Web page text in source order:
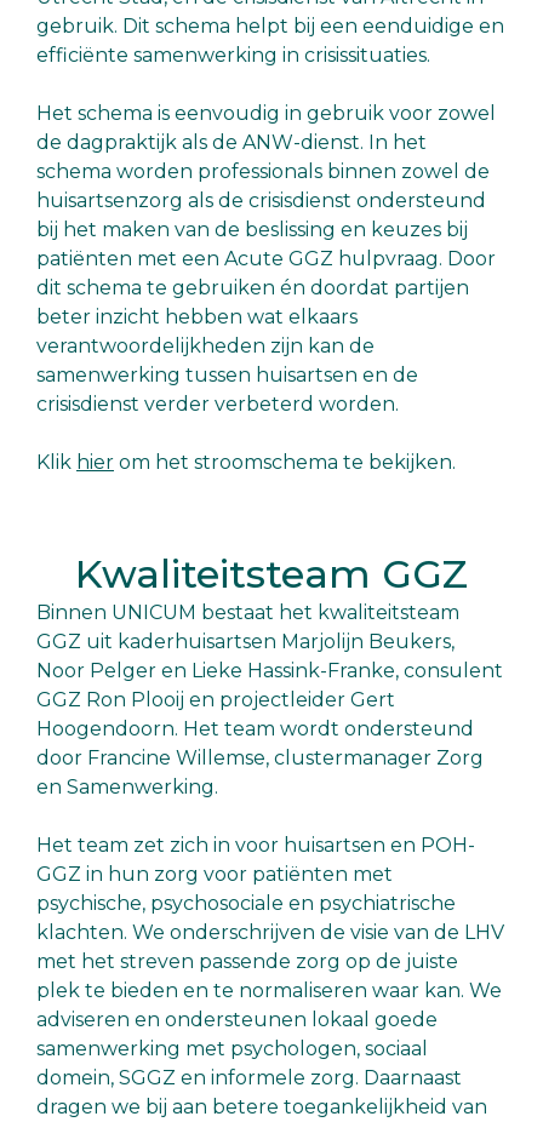
gebruik. Dit schema helpt bij een eenduidige en
efficiënte samenwerking in crisissituaties.
Het schema is eenvoudig in gebruik voor zowel
de dagpraktijk als de ANW-dienst. In het
schema worden professionals binnen zowel de
huisartsenzorg als de crisisdienst ondersteund
bij het maken van de beslissing en keuzes bij
patiënten met een Acute GGZ hulpvraag. Door
dit schema te gebruiken én doordat partijen
beter inzicht hebben wat elkaars
verantwoordelijkheden zijn kan de
samenwerking tussen huisartsen en de
crisisdienst verder verbeterd worden.
Klik hier om het stroomschema te bekijken.
Kwaliteitsteam GGZ
Binnen UNICUM bestaat het kwaliteitsteam
GGZ uit kaderhuisartsen Marjolijn Beukers,
Noor Pelger en Lieke Hassink-Franke, consulent
GGZ Ron Plooij en projectleider Gert
Hoogendoorn. Het team wordt ondersteund
door Francine Willemse, clustermanager Zorg
en Samenwerking.
Het team zet zich in voor huisartsen en POH-
GGZ in hun zorg voor patiënten met
psychische, psychosociale en psychiatrische
klachten. We onderschrijven de visie van de LHV
met het streven passende zorg op de juiste
plek te bieden en te normaliseren waar kan. We
adviseren en ondersteunen lokaal goede
samenwerking met psychologen, sociaal
domein, SGGZ en informele zorg. Daarnaast
dragen we bij aan betere toegankelijkheid van